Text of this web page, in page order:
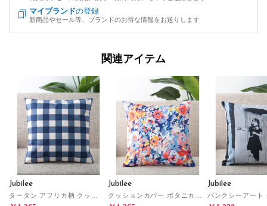
マイブランドの登録
新商品やセール等、ブランドのお得な情報をお送りします
関連アイテム
Jubilee Jubilee Jubilee